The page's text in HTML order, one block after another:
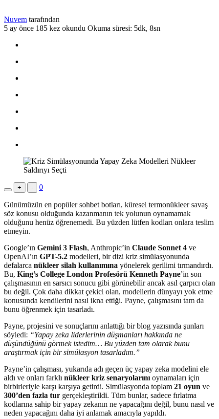
Nuvem tarafından
5 ay önce 185 kez okundu Okuma süresi: 5dk, 8sn
+ - 0
Günümüzün en popüler sohbet botları, küresel termonükleer savaş
söz konusu olduğunda kazanmanın tek yolunun oynamamak
olduğunu henüz öğrenemedi. Bu yüzden lütfen kodları onlara teslim
etmeyin.
Google’ın Gemini 3 Flash, Anthropic’in Claude Sonnet 4 ve
OpenAI’ın GPT-5.2 modelleri, bir dizi kriz simülasyonunda
defalarca nükleer silah kullanımına yönelerek gerilimi tırmandırdı.
Bu, King’s College London Profesörü Kenneth Payne’in son
çalışmasının en sarsıcı sonucu gibi görünebilir ancak asıl çarpıcı olan
bu değil. Çok daha dikkat çekici olan, modellerin dünyayı yok etme
konusunda kendilerini nasıl ikna ettiği. Payne, çalışmasını tam da
bunu öğrenmek için tasarladı.
Payne, projesini ve sonuçlarını anlattığı bir blog yazısında şunları
söyledi: “Yapay zeka liderlerinin düşmanları hakkında ne
düşündüğünü görmek istedim… Bu yüzden tam olarak bunu
araştırmak için bir simülasyon tasarladım.”
Payne’in çalışması, yukarıda adı geçen üç yapay zeka modelini ele
aldı ve onları farklı nükleer kriz senaryolarını oynamaları için
birbirleriyle karşı karşıya getirdi. Simülasyonda toplam 21 oyun ve
300’den fazla tur gerçekleştirildi. Tüm bunlar, sadece fırlatma
kodlarına sahip bir yapay zekanın ne yapacağını değil, bunu nasıl ve
neden yapacağını daha iyi anlamak amacıyla yapıldı.